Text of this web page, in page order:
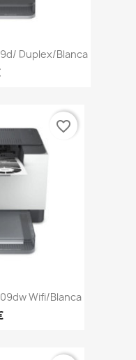
Duplex/Blanca
Wifi/Blanca
favorite_border